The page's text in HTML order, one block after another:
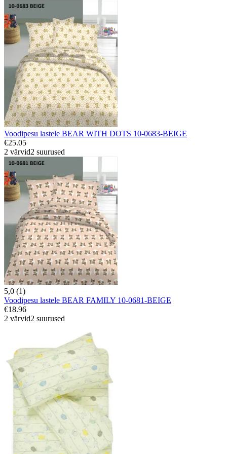
Voodipesu lastele BEAR WITH DOTS 10-0683-BEIGE
€25.05
2 värvid2 suurused
5,0 (1)
Voodipesu lastele BEAR FAMILY 10-0681-BEIGE
€18.96
2 värvid2 suurused